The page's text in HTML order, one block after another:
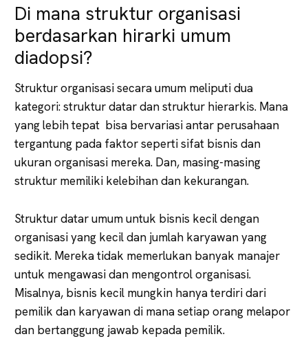
Di mana struktur organisasi
berdasarkan hirarki umum
diadopsi?
Struktur organisasi secara umum meliputi dua
kategori: struktur datar dan struktur hierarkis. Mana
yang lebih tepat bisa bervariasi antar perusahaan
tergantung pada faktor seperti sifat bisnis dan
ukuran organisasi mereka. Dan, masing-masing
struktur memiliki kelebihan dan kekurangan.
Struktur datar umum untuk bisnis kecil dengan
organisasi yang kecil dan jumlah karyawan yang
sedikit. Mereka tidak memerlukan banyak manajer
untuk mengawasi dan mengontrol organisasi.
Misalnya, bisnis kecil mungkin hanya terdiri dari
pemilik dan karyawan di mana setiap orang melapor
dan bertanggung jawab kepada pemilik.